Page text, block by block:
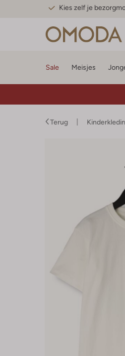
Kies zelf je
Sale Meisjes
Terug